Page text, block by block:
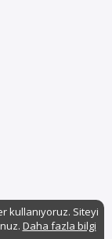
kullanıyoruz. Siteyi
Daha fazla bilgi